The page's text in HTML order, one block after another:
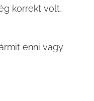
korrekt volt,
enni vagy